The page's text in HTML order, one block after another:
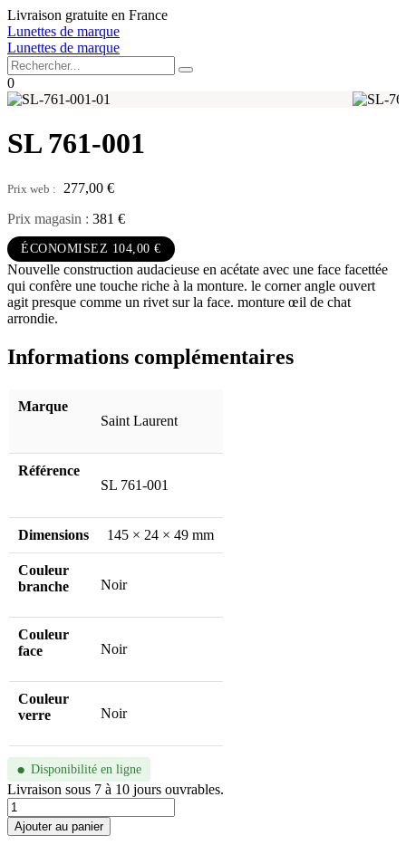
Aller
au
contenu
Livraison gratuite en France
Lunettes de marque
Lunettes de marque
0
SL 761-001
277,00 €
Prix magasin : 381 €
ÉCONOMISEZ 104,00 €
Nouvelle construction audacieuse en acétate avec une face facettée
qui confère une touche riche à la monture. le corner angle ouvert
agit presque comme un rivet sur la face. monture œil de chat
arrondie.
Informations complémentaires
Référence
SL 761-001
Dimensions 145 × 24 × 49 mm
Couleur
branche
Noir
Couleur
face
Noir
Couleur
verre
Noir
Marque
Saint Laurent
● Disponibilité en ligne
Livraison sous 7 à 10 jours ouvrables.
quantité
de
SL
Ajouter au panier